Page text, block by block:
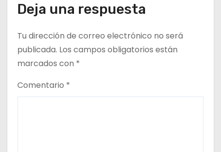
t
r
a
Deja una respuesta
Tu dirección de correo electrónico no será
publicada. Los campos obligatorios están
marcados con *
Comentario *